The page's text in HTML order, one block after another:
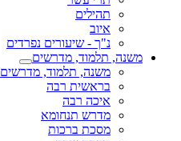
תהילים
איוב
נ"ך - שיעורים נפרדים
משנה, תלמוד, מדרשים
משנה, תלמוד, מדרשים
בראשית רבה
איכה רבה
מדרש תנחומא
מסכת ברכות